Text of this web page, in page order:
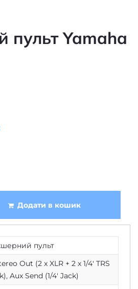
пульт Yamaha
Додати в кошик
пульт
Out (2 x XLR + 2 x 1/4' TRS
, Aux Send (1/4' Jack)